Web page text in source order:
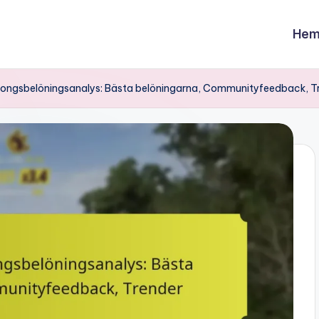
Bästa belöningarna, Communityfeedback,